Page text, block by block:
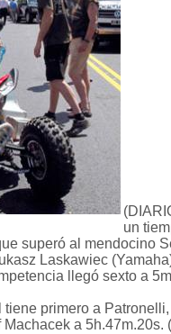
un
superó al mendocino
Laskawiec
llegó sexto a
primero a
a 5h.47m.20s.